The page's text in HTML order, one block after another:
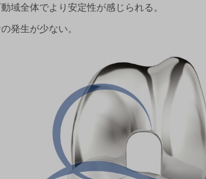
域全体でより安定性が感じられる。
発生が少ない。